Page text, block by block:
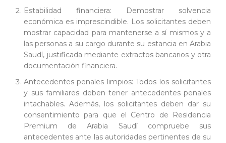
Estabilidad financiera: Demostrar solvencia
económica es imprescindible. Los solicitantes deben
mostrar capacidad para mantenerse a sí mismos y a
las personas a su cargo durante su estancia en Arabia
Saudí, justificada mediante extractos bancarios y otra
documentación financiera.
Antecedentes penales limpios: Todos los solicitantes
y sus familiares deben tener antecedentes penales
intachables. Además, los solicitantes deben dar su
consentimiento para que el Centro de Residencia
Premium de Arabia Saudí compruebe sus
antecedentes ante las autoridades pertinentes de su